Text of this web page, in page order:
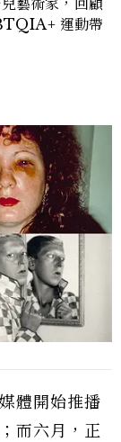
藝術家，回顧
運動帶
體開始推播
而六月，正